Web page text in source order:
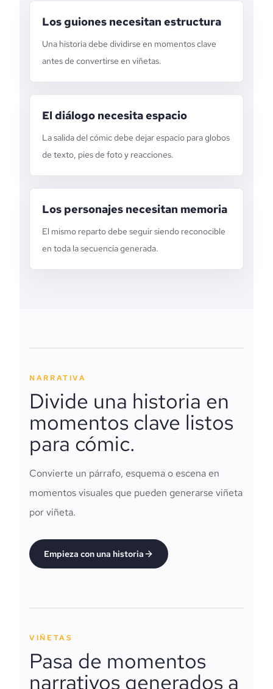
Los guiones necesitan estructura
Una historia debe dividirse en momentos clave
antes de convertirse en viñetas.
El diálogo necesita espacio
La salida del cómic debe dejar espacio para globos
de texto, pies de foto y reacciones.
Los personajes necesitan memoria
El mismo reparto debe seguir siendo reconocible
en toda la secuencia generada.
NARRATIVA
Divide una historia en
momentos clave listos
para cómic.
Convierte un párrafo, esquema o escena en
momentos visuales que pueden generarse viñeta
por viñeta.
Empieza con una historia
VIÑETAS
Pasa de momentos
narrativos generados a